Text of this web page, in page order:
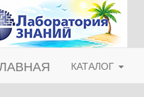
КАТАЛОГ